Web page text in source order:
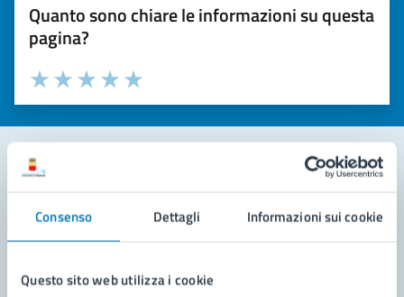
Consenso Dettagli Informazioni sui cookie
Questo sito web utilizza i cookie
Quanto sono chiare le informazioni su questa
pagina?
Valuta la chiarezza delle informazioni (da 1 a 5 stelle)
Seleziona il numero di stelle per valutare la chiarezza delle
Valuta 5 stelle su 5
Valuta 4 stelle su 5
Valuta 3 stelle su 5
Valuta 2 stelle su 5
Valuta 1 stelle su 5
Leggi le domande frequenti
Richiedi assistenza